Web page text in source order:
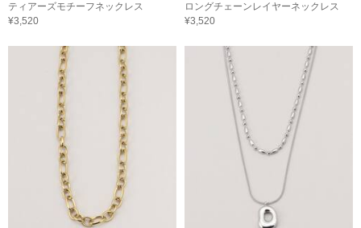
ティアーズモチーフネックレス
¥3,520
ロングチェーンレイヤーネックレス
¥3,520